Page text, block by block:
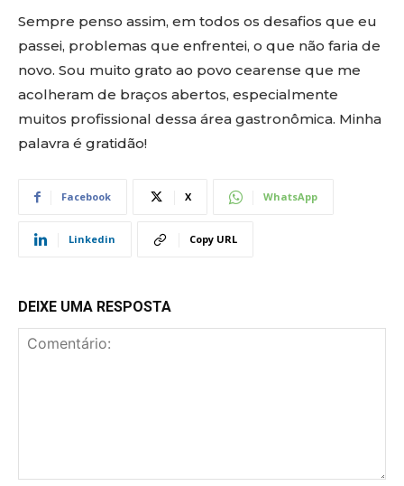
Sempre penso assim, em todos os desafios que eu
passei, problemas que enfrentei, o que não faria de
novo. Sou muito grato ao povo cearense que me
acolheram de braços abertos, especialmente
muitos profissional dessa área gastronômica. Minha
palavra é gratidão!
Facebook X WhatsApp
Linkedin Copy URL
DEIXE UMA RESPOSTA